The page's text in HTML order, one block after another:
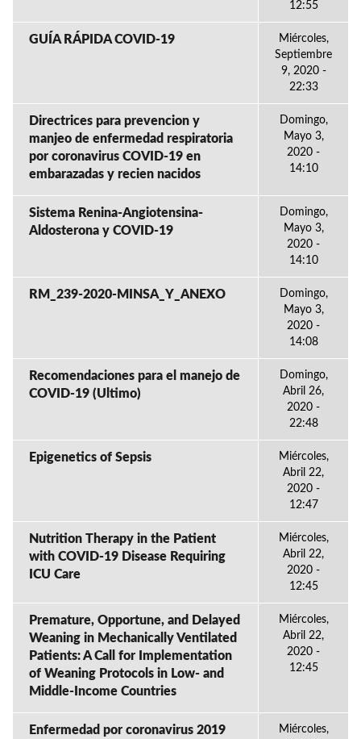
12:55
GUÍA RÁPIDA COVID-19
Miércoles,
Septiembre
9, 2020 -
22:33
Directrices para prevencion y
manjeo de enfermedad respiratoria
por coronavirus COVID-19 en
embarazadas y recien nacidos
Domingo,
Mayo 3,
2020 -
14:10
Sistema Renina-Angiotensina-
Aldosterona y COVID-19
Domingo,
Mayo 3,
2020 -
14:10
RM_239-2020-MINSA_Y_ANEXO
Domingo,
Mayo 3,
2020 -
14:08
Recomendaciones para el manejo de
COVID-19 (Ultimo)
Domingo,
Abril 26,
2020 -
22:48
Epigenetics of Sepsis
Miércoles,
Abril 22,
2020 -
12:47
Nutrition Therapy in the Patient
with COVID-19 Disease Requiring
ICU Care
Miércoles,
Abril 22,
2020 -
12:45
Premature, Opportune, and Delayed
Weaning in Mechanically Ventilated
Patients: A Call for Implementation
of Weaning Protocols in Low- and
Middle-Income Countries
Miércoles,
Abril 22,
2020 -
12:45
Enfermedad por coronavirus 2019
Miércoles,